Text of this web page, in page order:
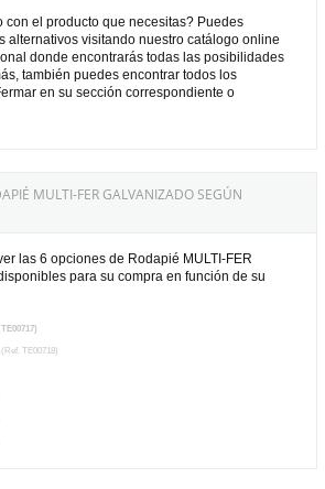
con el producto que necesitas? Puedes
alternativos visitando nuestro catálogo online
donde encontrarás todas las posibilidades
también puedes encontrar todos los
en su sección correspondiente o
MULTI-FER GALVANIZADO SEGÚN
las 6 opciones de Rodapié MULTI-FER
para su compra en función de su
(Ref. TE00718)